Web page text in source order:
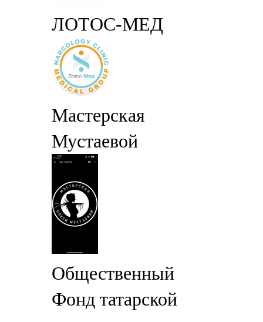
ЛОТОС-МЕД
Мастерская
Мустаевой
Общественный
Фонд татарской